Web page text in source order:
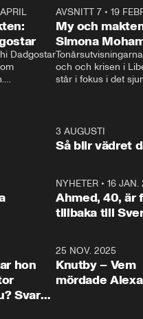
Dadgostar
Ska vi
vi förstås
AVSNITT 7• 19
My och
Simona
och och krisen i
står i fokus i det
kommentator My
Rohwedder ställer
utbildnings- och
Mohamsson till
3 AUGUSTI
Så blir vädret
NYHETER• 16 JAN.
Ahmed, 40, är
tillbaka till
hon
Svar
25 NOV. 2025
Knutby – Vem
mördade